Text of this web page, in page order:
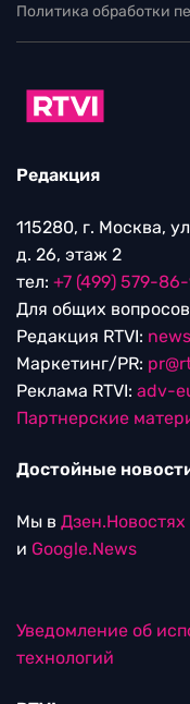
Политика обработки
Редакция
115280, г. Москва,
д. 26, этаж 2
тел: +7 (499) 579-
Для общих
Редакция RTVI:
Маркетинг/PR:
Реклама RTVI: adv-
Партнерские
Достойные
Мы в Дзен.Новостях
и Google.News
Уведомление об
технологий